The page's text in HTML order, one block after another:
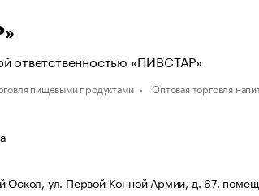
ответственностью «ПИВСТАР»
пищевыми продуктами Оптовая торговля
Оскол, ул. Первой Конной Армии, д. 67,